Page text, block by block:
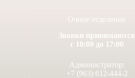
Очное отделение
Звонки принимаются
с 10:00 до 17:00
Администратор:
+7 (963) 612-444-2